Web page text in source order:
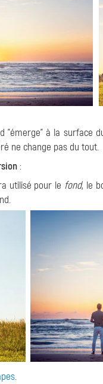
"émerge" à la surface
ne change pas du tout.
:
utilisé pour le fond, le
.